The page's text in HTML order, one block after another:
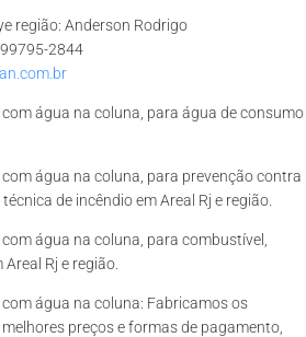
região: Anderson Rodrigo
2844
água na coluna, para água de consumo
água na coluna, para prevenção contra
de incêndio em Areal Rj e região.
água na coluna, para combustível,
Rj e região.
água na coluna: Fabricamos os
preços e formas de pagamento,